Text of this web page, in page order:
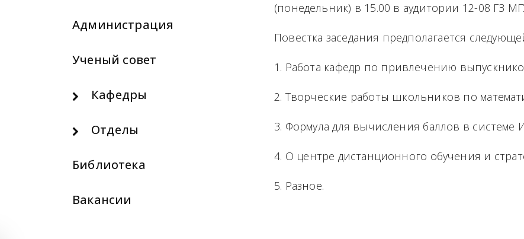
Администрация
Ученый совет
Кафедры
Отделы
Библиотека
Вакансии
(понедельник) в 15.00 в аудитории 12-08 ГЗ
Повестка заседания предполагается
1. Работа кафедр по привлечению
2. Творческие работы школьников по
3. Формула для вычисления баллов в системе
4. О центре дистанционного обучения и
5. Разное.